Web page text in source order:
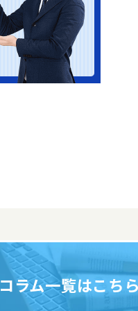
コラム一覧はこち